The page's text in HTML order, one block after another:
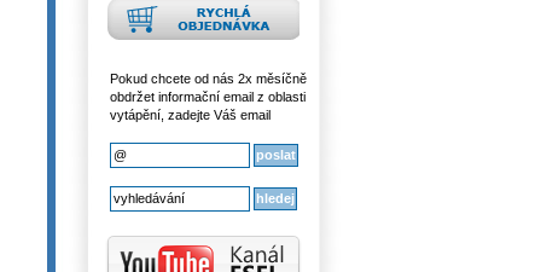
Pokud chcete od nás 2x měsíčně
obdržet informační email z oblasti
vytápění, zadejte Váš email